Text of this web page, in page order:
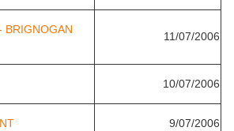
BRIGNOGAN
11/07/2006
10/07/2006
9/07/2006